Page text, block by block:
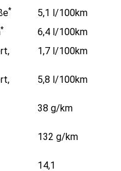
*
5,1 l/100km
*
6,4 l/100km
1,7 l/100km
5,8 l/100km
38 g/km
132 g/km
14,1